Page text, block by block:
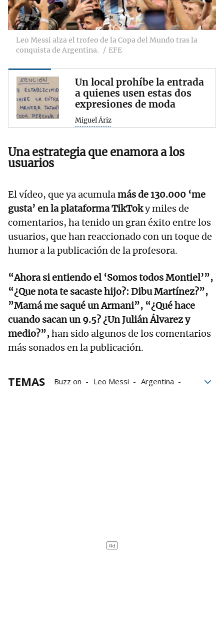
Leo Messi alza el trofeo de la Copa del Mundo tras la
conquista de Argentina.
EFE
Un local prohíbe la entrada
a quienes usen estas dos
expresiones de moda
Miguel Áriz
Una estrategia que enamora a los
usuarios
El vídeo, que ya acumulamás de 130.000 ‘me
gusta’ en la plataforma TikToky miles de
comentarios, ha tenido un gran éxito entre los
usuarios, que han reaccionado con un toque de
humor a la publicación de la profesora.
“Ahora si entiendo el ‘Somos todos Montiel’”,
“¿Que nota te sacaste hijo?: Dibu Martínez?”,
”Mamá me saqué un Armani”, “¿Qué hace
cuando sacan un 9.5? ¿Un Julián Álvarez y
medio?”,han sido algunos de los comentarios
más sonados en la publicación.
TEMAS Buzz on Leo Messi
Argentina